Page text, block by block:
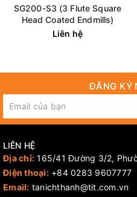
SG200-S3 (3 Flute Square
Head Coated Endmills)
Liên hệ
ĐĂNG KÝ
LIÊN HỆ
Địa chỉ: 165/41 Đường 3/2,
Điện thoại: +84 0283 9607777
Email: tanichthanh@tit.com.vn